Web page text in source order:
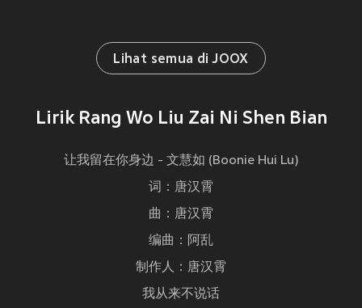
Lihat semua di JOOX
Lirik Rang Wo Liu Zai Ni Shen Bian
让我留在你身边 - 文慧如 (Boonie Hui Lu)
词：唐汉霄
曲：唐汉霄
编曲：阿乱
制作人：唐汉霄
我从来不说话